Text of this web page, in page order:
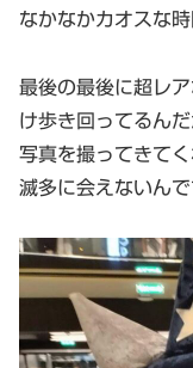
なかなかカオスな時
最後の最後に超レ
け歩き回ってるんだ
写真を撮ってきて
滅多に会えないん